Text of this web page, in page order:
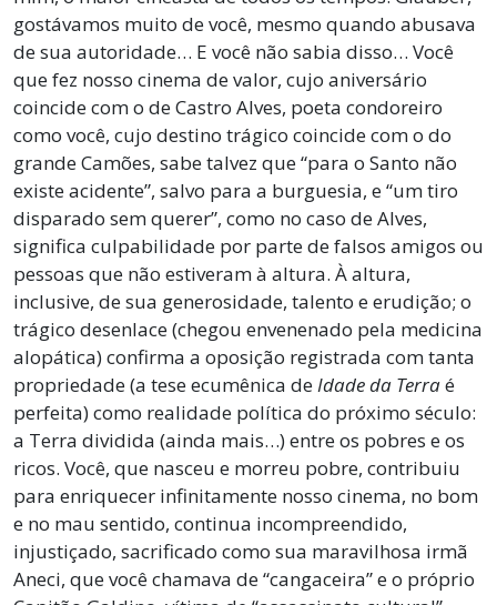
gostávamos muito de você, mesmo quando abusava
de sua autoridade… E você não sabia disso… Você
que fez nosso cinema de valor, cujo aniversário
coincide com o de Castro Alves, poeta condoreiro
como você, cujo destino trágico coincide com o do
grande Camões, sabe talvez que “para o Santo não
existe acidente”, salvo para a burguesia, e “um tiro
disparado sem querer”, como no caso de Alves,
significa culpabilidade por parte de falsos amigos ou
pessoas que não estiveram à altura. À altura,
inclusive, de sua generosidade, talento e erudição; o
trágico desenlace (chegou envenenado pela medicina
alopática) confirma a oposição registrada com tanta
propriedade (a tese ecumênica deIdade da Terraé
perfeita) como realidade política do próximo século:
a Terra dividida (ainda mais…) entre os pobres e os
ricos. Você, que nasceu e morreu pobre, contribuiu
para enriquecer infinitamente nosso cinema, no bom
e no mau sentido, continua incompreendido,
injustiçado, sacrificado como sua maravilhosa irmã
Aneci, que você chamava de “cangaceira” e o próprio